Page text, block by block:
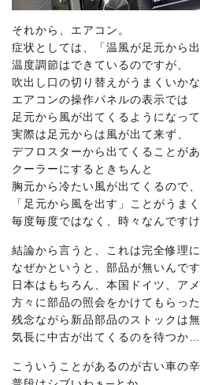
それから、エアコン。
症状としては、「温風が足元から
温度調節はできているのですが、
吹出し口の切り替えがうまくいか
エアコンの操作パネルの表示では
足元から風が出てくるようになって
実際は足元からは風が出て来ず、
デフロスターから出てくることがあ
クーラーにするときちんと
胸元から冷たい風が出てくるので、
「足元から風を出す」ことがうま
毎度毎度ではなく、時々なんですけ
結論から言うと、これは完全修理
なぜかというと、部品が無いんです
日本はもちろん、本国ドイツ、ア
方々に部品の照会をかけてもらった
残念ながら新品部品のストックは無
気長に中古が出てくるのを待つか…
こういうことがあるのが古い車の辛